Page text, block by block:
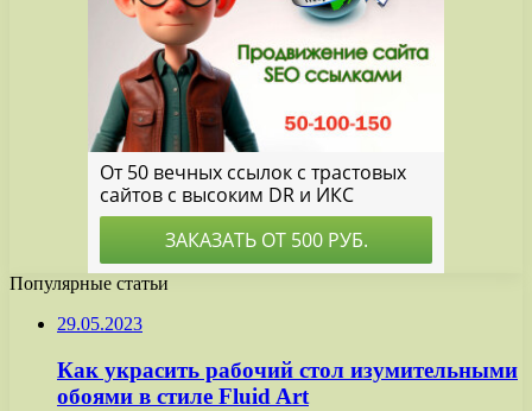
Популярные статьи
29.05.2023
Как украсить рабочий стол изумительными
обоями в стиле Fluid Art